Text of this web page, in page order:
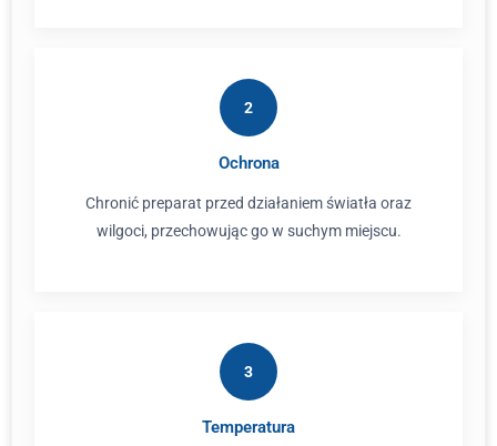
2
Ochrona
Chronić preparat przed działaniem światła oraz
wilgoci, przechowując go w suchym miejscu.
3
Temperatura